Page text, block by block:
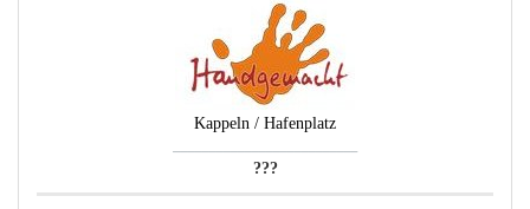
Kappeln / Hafenplatz
???